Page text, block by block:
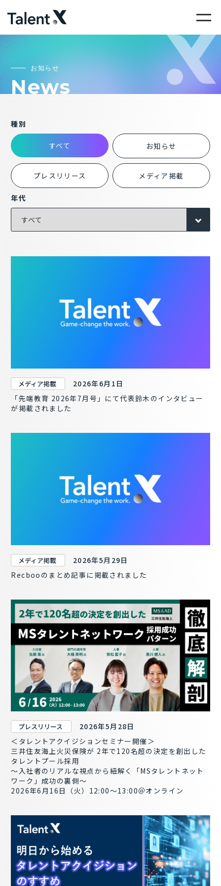
お知らせ
News
種別
すべて お知らせ
プレスリリース メディア掲載
年代
メディア掲載
2026年6月1日
「先端教育 2026年7月号」にて代表鈴木のインタビュー
が掲載されました
メディア掲載
2026年5月29日
Recbooのまとめ記事に掲載されました
プレスリリース
2026年5月28日
＜タレントアクイジションセミナー開催＞
三井住友海上火災保険が 2年で120名超の決定を創出した
タレントプール採用
～入社者のリアルな視点から紐解く「MSタレントネット
ワーク」成功の裏側～
2026年6月16日（火）12:00～13:00＠オンライン